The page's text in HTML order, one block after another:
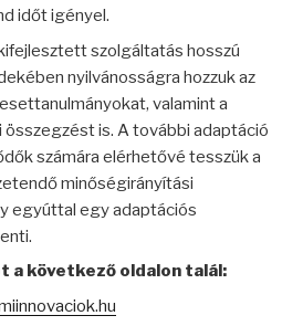
időt igényel.
szolgáltatás hosszú
nyilvánosságra hozzuk az
valamint a
is. A további adaptáció
számára elérhetővé tesszük a
minőségirányítási
egyúttal egy adaptációs
a következő oldalon talál: